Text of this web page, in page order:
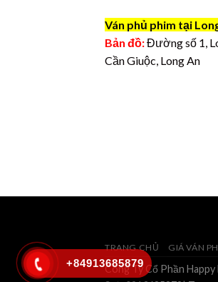
Ván phủ phim tại
Bản đồ:Đường số 1,
Cần Giuộc, Long An
TRANG CHỦ GIÁ VÁN
Công Ty Cổ Phần
+84913685879